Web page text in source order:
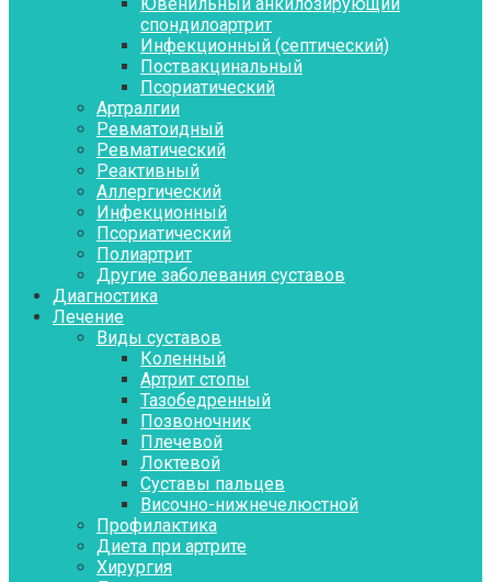
спондилоартрит
Инфекционный (септический)
Поствакцинальный
Псориатический
Артралгии
Ревматоидный
Ревматический
Реактивный
Аллергический
Инфекционный
Псориатический
Полиартрит
Другие заболевания суставов
Диагностика
Лечение
Виды суставов
Коленный
Артрит стопы
Тазобедренный
Позвоночник
Плечевой
Локтевой
Суставы пальцев
Височно-нижнечелюстной
Профилактика
Диета при артрите
Хирургия